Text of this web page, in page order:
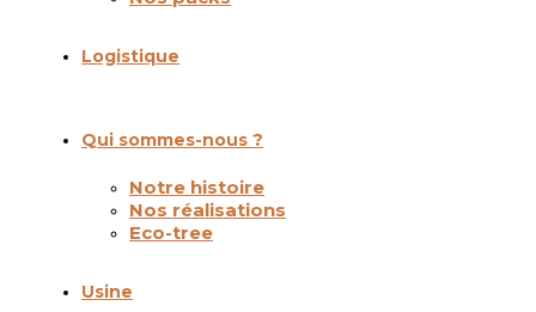
Logistique
Qui sommes-nous ?
Notre histoire
Nos réalisations
Eco-tree
Usine